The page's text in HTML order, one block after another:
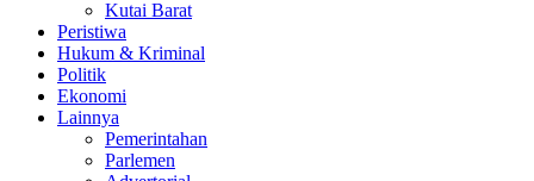
Kutai Barat
Peristiwa
Hukum & Kriminal
Politik
Ekonomi
Lainnya
Pemerintahan
Parlemen